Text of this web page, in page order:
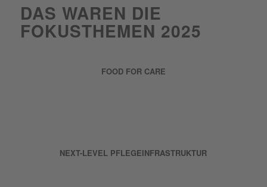
DAS WAREN DIE
FOKUSTHEMEN 2025
FOOD FOR CARE
NEXT-LEVEL PFLEGEINFRASTRUKTUR